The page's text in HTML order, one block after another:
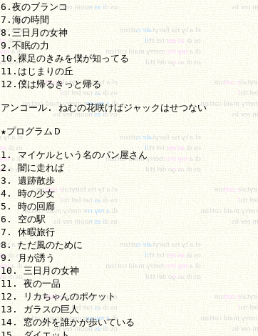
6.夜のブランコ
7.海の時間
8.三日月の女神
9.不眠の力
10.裸足のきみを僕が知ってる
11.はじまりの丘
12.僕は帰るきっと帰る
アンコール. ねむの花咲けばジャックはせつない
★プログラムＤ
1. マイケルという名のパン屋さん
2. 闇に走れば
3. 遺跡散歩
4. 時の少女
5. 時の回廊
6. 空の駅
7. 休暇旅行
8. ただ風のために
9. 月が誘う
10. 三日月の女神
11. 夜の一品
12. リカちゃんのポケット
13. ガラスの巨人
14. 窓の外を誰かが歩いている